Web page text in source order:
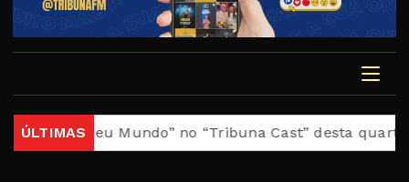
ÚLTIMAS
Meu Mundo” no “Tribuna Cast” desta quarta